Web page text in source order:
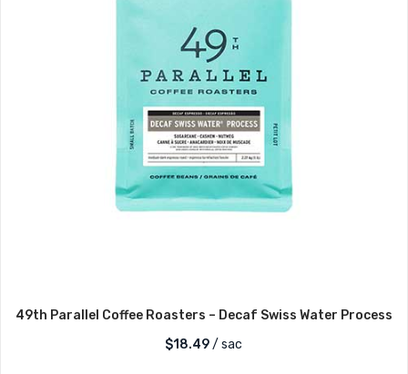
49th Parallel Coffee Roasters – Decaf Swiss Water Process
$18.49/ sac